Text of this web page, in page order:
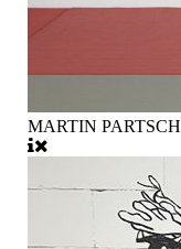
MARTIN PARTSCH